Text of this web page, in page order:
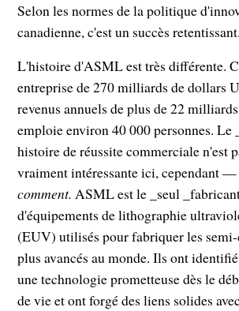
Selon les normes de la politique
canadienne, c'est un succès retentissant.
L'histoire d'ASML est très différente.
entreprise de 270 milliards de dollars
revenus annuels de plus de 22
emploie environ 40 000 personnes. Le
histoire de réussite commerciale n'est
vraiment intéressante ici, cependant
comment. ASML est le _seul
d'équipements de lithographie
(EUV) utilisés pour fabriquer les
plus avancés au monde. Ils ont
une technologie prometteuse dès le
de vie et ont forgé des liens solides